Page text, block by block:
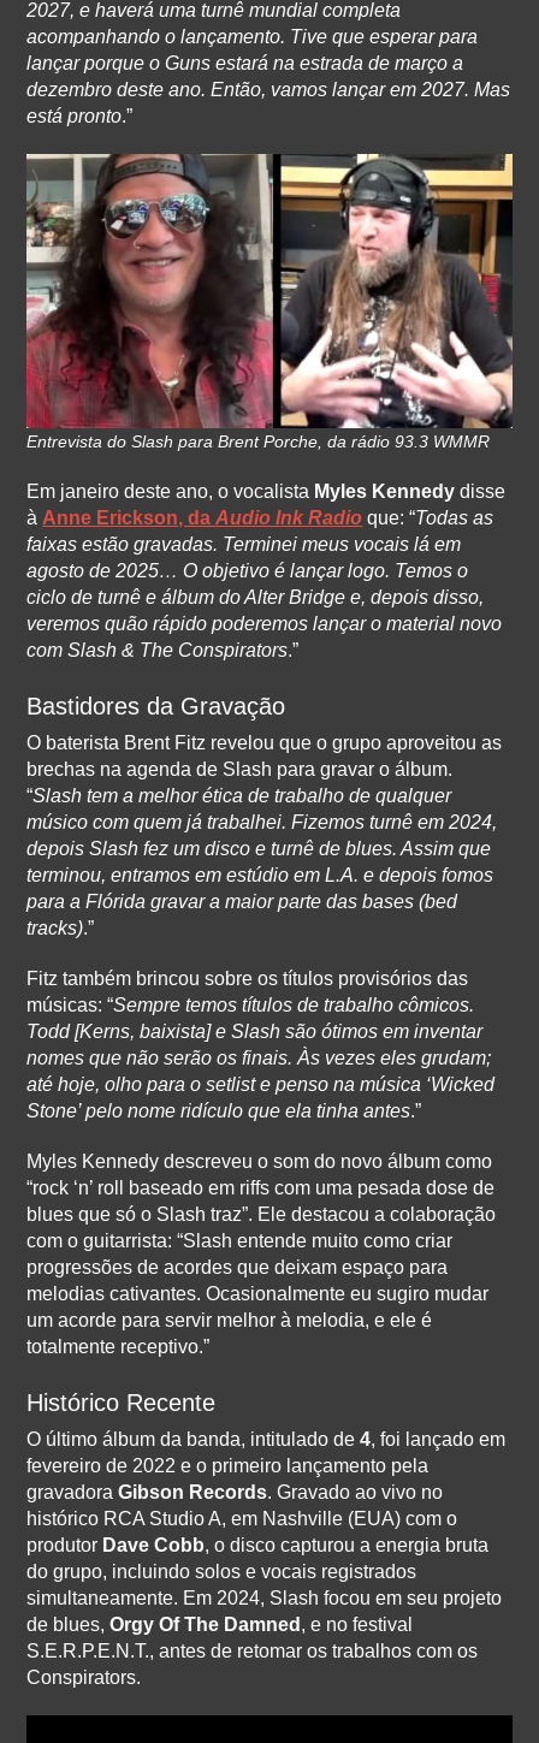
2027, e haverá uma turnê mundial completa
acompanhando o lançamento. Tive que esperar para
lançar porque o Guns estará na estrada de março a
dezembro deste ano. Então, vamos lançar em 2027. Mas
está pronto.”
Entrevista do Slash para Brent Porche, da rádio 93.3 WMMR
Em janeiro deste ano, o vocalista Myles Kennedy disse
à Anne Erickson, daAudio Ink Radio que: “Todas as
faixas estão gravadas. Terminei meus vocais lá em
agosto de 2025… O objetivo é lançar logo. Temos o
ciclo de turnê e álbum do Alter Bridge e, depois disso,
veremos quão rápido poderemos lançar o material novo
com Slash & The Conspirators.”
Bastidores da Gravação
O baterista Brent Fitz revelou que o grupo aproveitou as
brechas na agenda de Slash para gravar o álbum.
“Slash tem a melhor ética de trabalho de qualquer
músico com quem já trabalhei. Fizemos turnê em 2024,
depois Slash fez um disco e turnê de blues. Assim que
terminou, entramos em estúdio em L.A. e depois fomos
para a Flórida gravar a maior parte das bases (bed
tracks).”
Fitz também brincou sobre os títulos provisórios das
músicas: “Sempre temos títulos de trabalho cômicos.
Todd [Kerns, baixista] e Slash são ótimos em inventar
nomes que não serão os finais. Às vezes eles grudam;
até hoje, olho para o setlist e penso na música ‘Wicked
Stone’ pelo nome ridículo que ela tinha antes.”
Myles Kennedy descreveu o som do novo álbum como
“rock ‘n’ roll baseado em riffs com uma pesada dose de
blues que só o Slash traz”. Ele destacou a colaboração
com o guitarrista: “Slash entende muito como criar
progressões de acordes que deixam espaço para
melodias cativantes. Ocasionalmente eu sugiro mudar
um acorde para servir melhor à melodia, e ele é
totalmente receptivo.”
Histórico Recente
O último álbum da banda, intitulado de4, foi lançado em
fevereiro de 2022 e o primeiro lançamento pela
gravadoraGibson Records. Gravado ao vivo no
histórico RCA Studio A, em Nashville (EUA) com o
produtor Dave Cobb, o disco capturou a energia bruta
do grupo, incluindo solos e vocais registrados
simultaneamente. Em 2024, Slash focou em seu projeto
de blues,Orgy Of The Damned , e no festival
S.E.R.P.E.N.T., antes de retomar os trabalhos com os
Conspirators.